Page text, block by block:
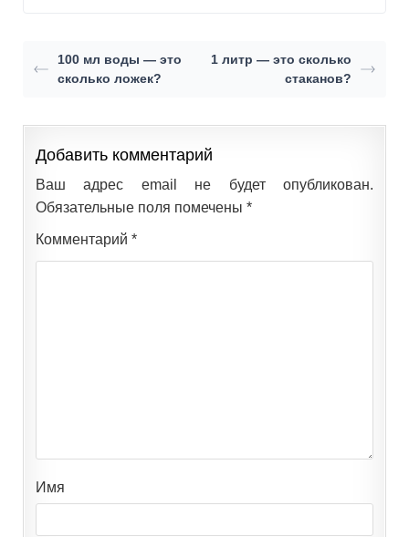
100 мл воды — это
сколько ложек?
1 литр — это сколько
стаканов?
Добавить комментарий
Ваш адрес email не будет опубликован.
Обязательные поля помечены *
Комментарий *
Имя